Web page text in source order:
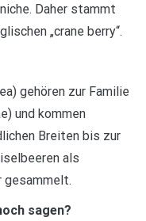
Daher stammt
„crane berry“.
gehören zur Familie
und kommen
Breiten bis zur
als
gesammelt.
sagen?